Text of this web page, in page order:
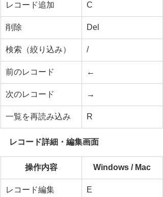
レコード追加 C
削除 Del
検索（絞り込み） /
前のレコード ←
次のレコード →
一覧を再読み込み R
レコード詳細・編集画面
操作内容 Windows / Mac
レコード編集 E